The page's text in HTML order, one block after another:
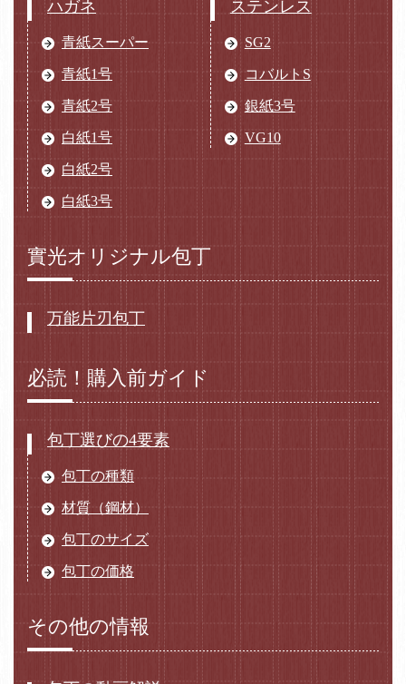
ハガネ
青紙スーパー
青紙1号
青紙2号
白紙1号
白紙2号
白紙3号
ステンレス
SG2
コバルトS
銀紙3号
VG10
實光オリジナル包丁
万能片刃包丁
必読！購入前ガイド
包丁選びの4要素
包丁の種類
材質（鋼材）
包丁のサイズ
包丁の価格
その他の情報